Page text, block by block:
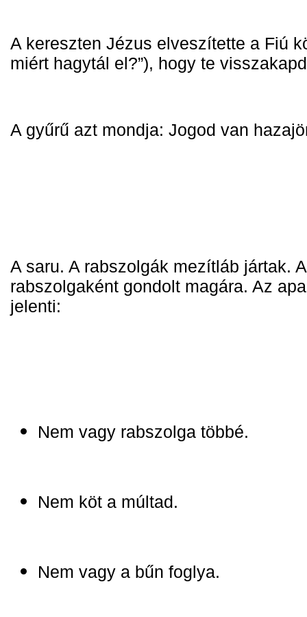
A kereszten Jézus elveszítette a Fiú
miért hagytál el?”), hogy te
A gyűrű azt mondja: Jogod van
A saru. A rabszolgák mezítláb jártak.
rabszolgaként gondolt magára. Az
jelenti:
Nem vagy rabszolga többé.
Nem köt a múltad.
Nem vagy a bűn foglya.